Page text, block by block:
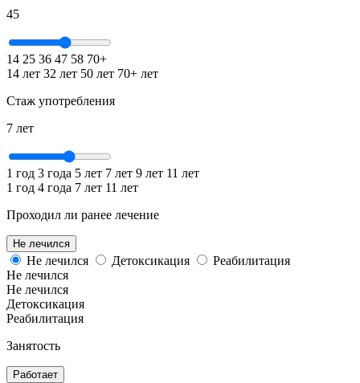
45
14 25 36 47 58 70+
14 лет 32 лет 50 лет 70+ лет
Стаж употребления
7 лет
1 год 3 года 5 лет 7 лет 9 лет 11 лет
1 год 4 года 7 лет 11 лет
Проходил ли ранее лечение
Не лечился
Не лечился Детоксикация
Реабилитация
Не лечился
Не лечился
Детоксикация
Реабилитация
Занятость
Работает